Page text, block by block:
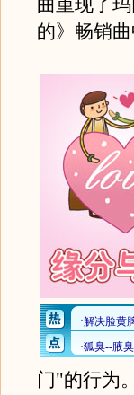
曲重现了
的》畅销
门"的行为